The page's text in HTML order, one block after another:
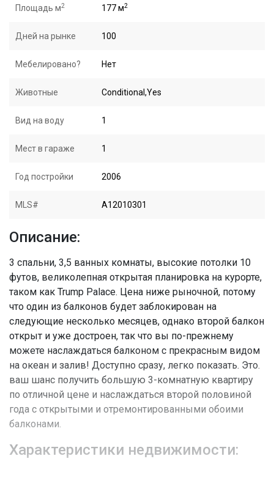
Площадь м2 177 м2
Дней на рынке 100
Мебелировано? Нет
Животные Conditional,Yes
Вид на воду 1
Мест в гараже 1
Год постройки 2006
MLS# A12010301
Описание:
3 спальни, 3,5 ванных комнаты, высокие потолки 10
футов, великолепная открытая планировка на курорте,
таком как Trump Palace. Цена ниже рыночной, потому
что один из балконов будет заблокирован на
следующие несколько месяцев, однако второй балкон
открыт и уже достроен, так что вы по-прежнему
можете наслаждаться балконом с прекрасным видом
на океан и залив! Доступно сразу, легко показать. Это.
ваш шанс получить большую 3-комнатную квартиру
по отличной цене и наслаждаться второй половиной
года с открытыми и отремонтированными обоими
балконами.
Характеристики недвижимости: